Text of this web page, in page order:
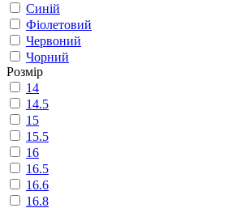
Синій
Фіолетовий
Червоний
Чорний
Розмір
14
14.5
15
15.5
16
16.5
16.6
16.8